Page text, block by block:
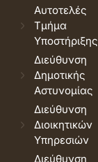
Αυτοτελές
Τμήμα
Υποστήριξης
Διεύθυνση
Δημοτικής
Αστυνομίας
Διεύθυνση
Διοικητικών
Υπηρεσιών
Διεύθυνση